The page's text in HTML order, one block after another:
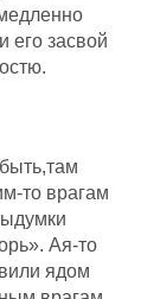
его засвой
то врагам
Ая-то
ядом